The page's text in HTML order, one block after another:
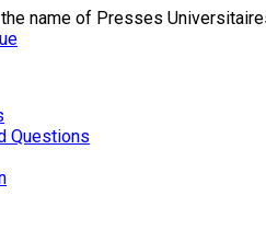
name of Presses
Questions